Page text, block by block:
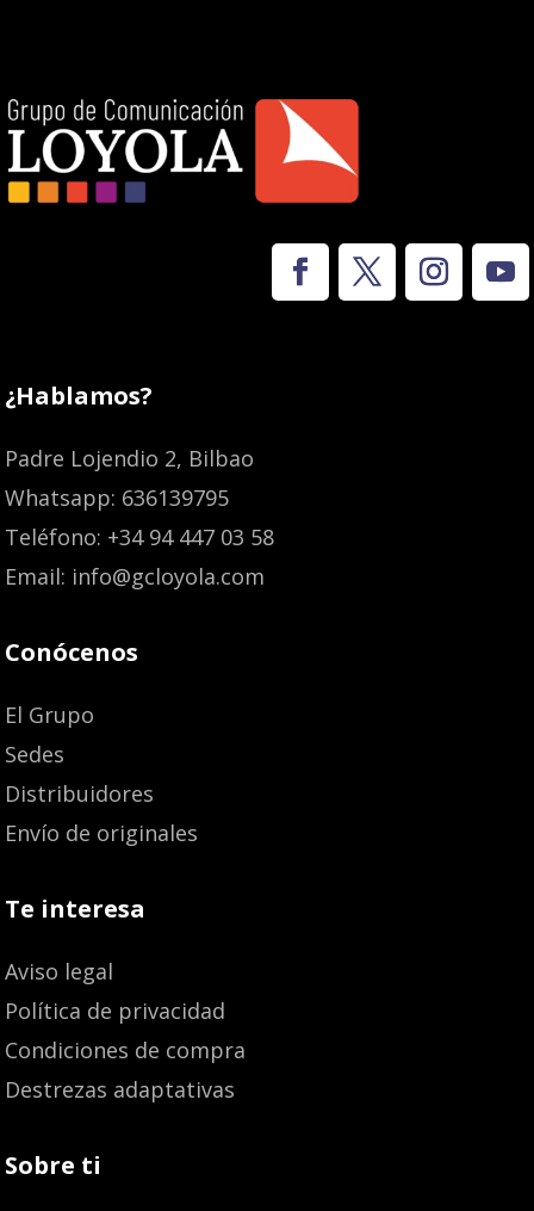
¿Hablamos?
Padre Lojendio 2, Bilbao
Whatsapp: 636139795
Teléfono: +34 94 447 03 58
Email: info@gcloyola.com
Conócenos
El Grupo
Sedes
Distribuidores
Envío de originales
Te interesa
Aviso legal
Política de privacidad
Condiciones de compra
Destrezas adaptativas
Sobre ti